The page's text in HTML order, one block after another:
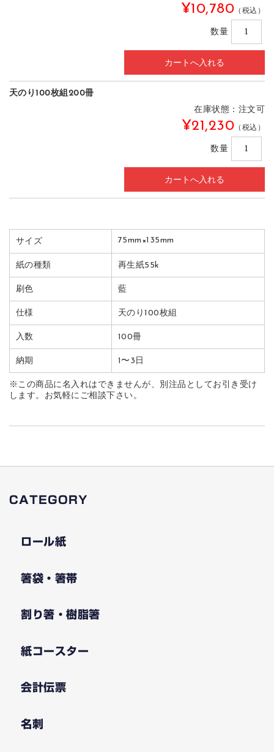
¥10,780 （税込）
数量
天のり100枚組200冊
在庫状態：注文可
¥21,230 （税込）
数量
サイズ 75mm×135mm
紙の種類 再生紙55k
刷色 藍
仕様 天のり100枚組
入数 100冊
納期 1〜3日
※この商品に名入れはできませんが、別注品としてお引き受け
します。お気軽にご相談下さい。
CATEGORY
ロール紙
箸袋・箸帯
割り箸・樹脂箸
紙コースター
会計伝票
名刺